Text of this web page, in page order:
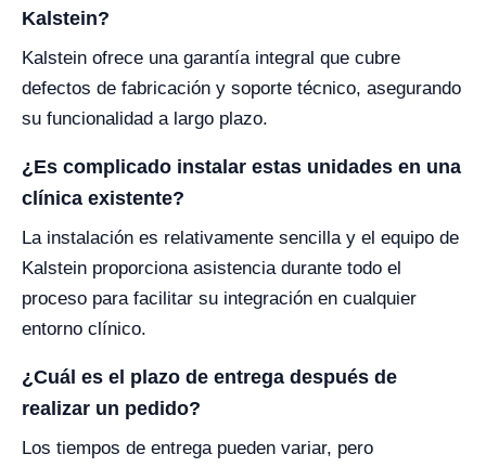
Kalstein?
Kalstein ofrece una garantía integral que cubre
defectos de fabricación y soporte técnico, asegurando
su funcionalidad a largo plazo.
¿Es complicado instalar estas unidades en una
clínica existente?
La instalación es relativamente sencilla y el equipo de
Kalstein proporciona asistencia durante todo el
proceso para facilitar su integración en cualquier
entorno clínico.
¿Cuál es el plazo de entrega después de
realizar un pedido?
Los tiempos de entrega pueden variar, pero